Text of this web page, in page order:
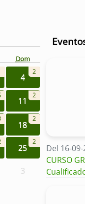
Dom
4
2
11
2
18
2
25
2
3
Del 16-
CURSO